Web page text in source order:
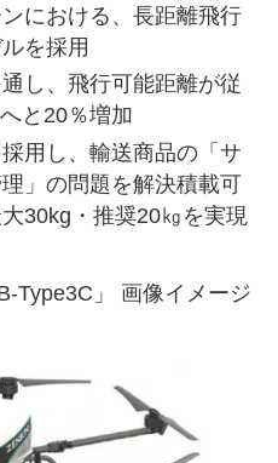
における、長距離飛行
を採用
し、飛行可能距離が従
と20％増加
用し、輸送商品の「サ
」の問題を解決積載可
30kg・推奨20㎏を実現
Type3C」 画像イメージ